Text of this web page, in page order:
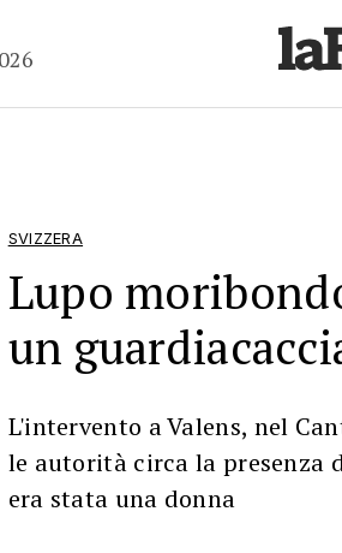
SVIZZERA
Lupo
un
L'intervento a Valens, nel
le autorità circa la presenza
era stata una donna